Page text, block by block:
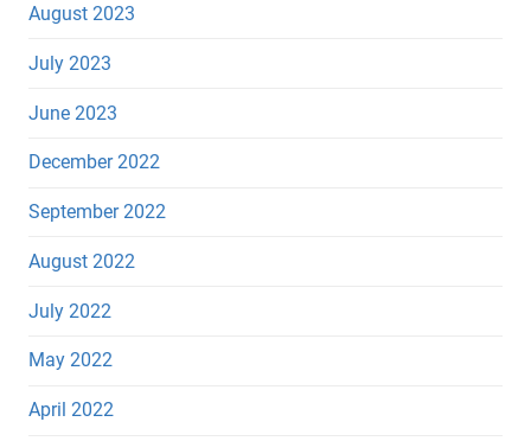
August 2023
July 2023
June 2023
December 2022
September 2022
August 2022
July 2022
May 2022
April 2022